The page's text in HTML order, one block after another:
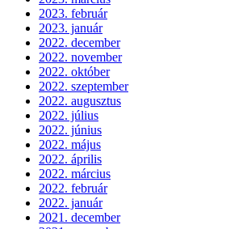
2023. február
2023. január
2022. december
2022. november
2022. október
2022. szeptember
2022. augusztus
2022. július
2022. június
2022. május
2022. április
2022. március
2022. február
2022. január
2021. december